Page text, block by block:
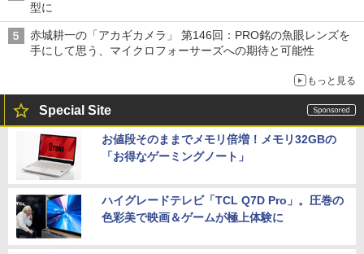
型に
赤城耕一の「アカギカメラ」 第146回：PRO銘の魚眼レンズを
手にして思う、マイクロフォーサーズへの期待と可能性
もっと見る
Special Site
お値段そのままでメモリ倍増！メモリ32GBの
「お得なゲーミングノート」
ハイグレードテレビ「TCL Q7D Pro」。圧巻の
色彩美で映画＆ゲームが極上体験に